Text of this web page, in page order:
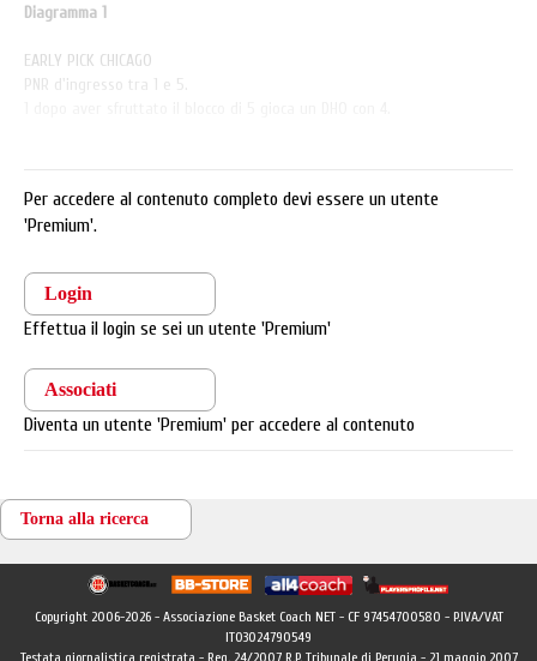
Diagramma 1
EARLY PICK CHICAGO
PNR d'ingresso tra 1 e 5.
Per accedere al contenuto completo devi essere un utente
'Premium'.
Login
Effettua il login se sei un utente 'Premium'
Associati
Diventa un utente 'Premium' per accedere al contenuto
Torna alla ricerca
Copyright 2006-2026 - Associazione Basket Coach NET - CF 97454700580 - P.IVA/VAT
IT03024790549
Testata giornalistica registrata - Reg. 24/2007 R.P. Tribunale di Perugia - 21 maggio 2007